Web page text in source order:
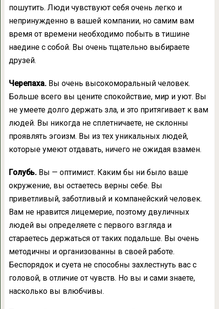
пошутить. Люди чувствуют себя очень легко и
непринужденно в вашей компании, но самим вам
время от времени необходимо побыть в тишине
наедине с собой. Вы очень тщательно выбираете
друзей.
Черепаха.Вы очень высокоморальный человек.
Больше всего вы цените спокойствие, мир и уют. Вы
не умеете долго держать зла, и это притягивает к вам
людей. Вы никогда не сплетничаете, не склонны
проявлять эгоизм. Вы из тех уникальных людей,
которые умеют отдавать, ничего не ожидая взамен.
Голубь.Вы — оптимист. Каким бы ни было ваше
окружение, вы остаетесь верны себе. Вы
приветливый, заботливый и компанейский человек.
Вам не нравится лицемерие, поэтому двуличных
людей вы определяете с первого взгляда и
стараетесь держаться от таких подальше. Вы очень
методичны и организованны в своей работе.
Беспорядок и суета не способны захлестнуть вас с
головой, в отличие от чувств. Но вы и сами знаете,
насколько вы влюбчивы.